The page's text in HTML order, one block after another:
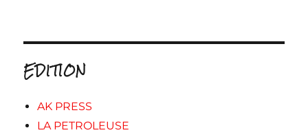
EDITION
AK PRESS
LA PETROLEUSE